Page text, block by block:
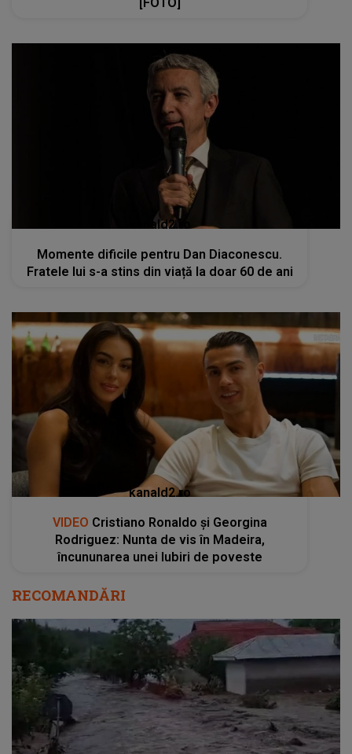
kanald2.ro
Momente dificile pentru Dan Diaconescu.
Fratele lui s-a stins din viață la doar 60 de ani
kanald2.ro
VIDEO Cristiano Ronaldo și Georgina
Rodriguez: Nunta de vis în Madeira,
încununarea unei Iubiri de poveste
RECOMANDĂRI